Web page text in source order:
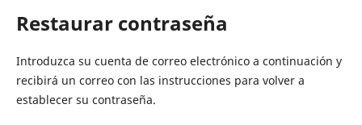
Restaurar contraseña
Introduzca su cuenta de correo electrónico a continuación y
recibirá un correo con las instrucciones para volver a
establecer su contraseña.